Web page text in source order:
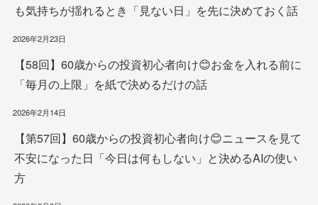
も気持ちが揺れるとき「見ない日」を先に決めておく話
2026年2月23日
【58回】60歳からの投資初心者向け😊お金を入れる前に
「毎月の上限」を紙で決めるだけの話
2026年2月14日
【第57回】60歳からの投資初心者向け😊ニュースを見て
不安になった日「今日は何もしない」と決めるAIの使い
方